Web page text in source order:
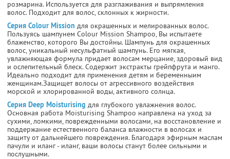
розмарина. Используется для разглаживания и выпрямления
волос. Подходит для волос, склонных к жирности.
Серия Colour Mission для окрашенных и мелированных волос.
Пользуясь шампунем Colour Mission Shampoo, Вы испытаете
блаженство, которого Вы достойны. Шампунь для окрашенных
волос, уникальный несульфатный шампунь. Его мягкая,
увлажняющая формула придает волосам мерцание, здоровый вид
и ослепительный блеск. Содержит экстракты грейпфрута и манго.
Идеально подходит для применения детям и беременныим
женщинам.Защищет волосы от агрессивного воздействия
морской и хлорированной воды, активного солнца.
Серия Deep Moisturising для глубокого увлажнения волос.
Основная работа Moisturising Shampoo направлена на уход за
сухими, ломкими, поврежденными волосами, на восстановление и
поддержание естественного баланса влажности в волосах и
защиту от дальнейшего повреждения. Благодаря эфирным маслам
пачули и иланг - иланг, ваши волосы станут более сильными и
послушными.